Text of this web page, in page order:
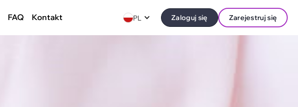
FAQ Kontakt PL Zaloguj się Zarejestruj się